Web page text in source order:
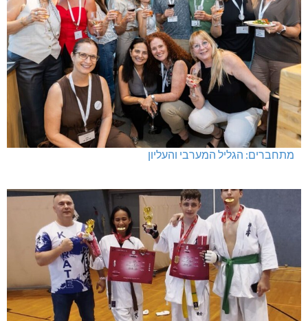
מתחברים: הגליל המערבי והעליון